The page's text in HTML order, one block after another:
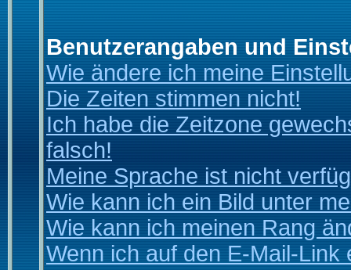
Benutzerangaben und
Wie ändere ich meine
Die Zeiten stimmen nicht!
Ich habe die Zeitzone
falsch!
Meine Sprache ist nicht
Wie kann ich ein Bild unter
Wie kann ich meinen Rang
Wenn ich auf den E-Mail-